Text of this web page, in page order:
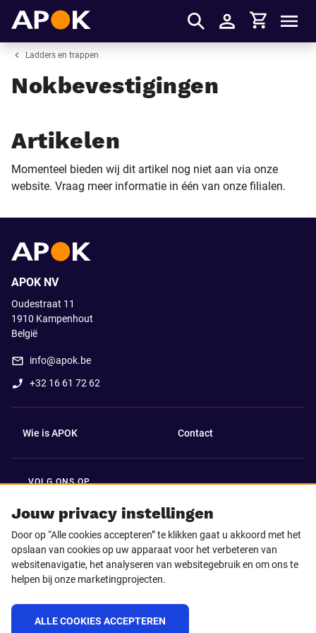
Inloggen
Winkelmandje
Ladders en trappen
Nokbevestigingen
Artikelen
Momenteel bieden wij dit artikel nog niet aan via onze
website. Vraag meer informatie in één van onze filialen.
Jouw privacy instellingen
Door op “Alle cookies accepteren” te klikken gaat u akkoord met het
opslaan van cookies op uw apparaat voor het verbeteren van
websitenavigatie, het analyseren van websitegebruik en om ons te
helpen bij onze marketingprojecten.
ALLE COOKIES ACCEPTEREN
APOK NV
Oudestraat 11
1910 Kampenhout
België
info@apok.be
+32 16 61 72 62
Wie is APOK Contact
VOLG ONS OP
Facebook
Instagram TikTok